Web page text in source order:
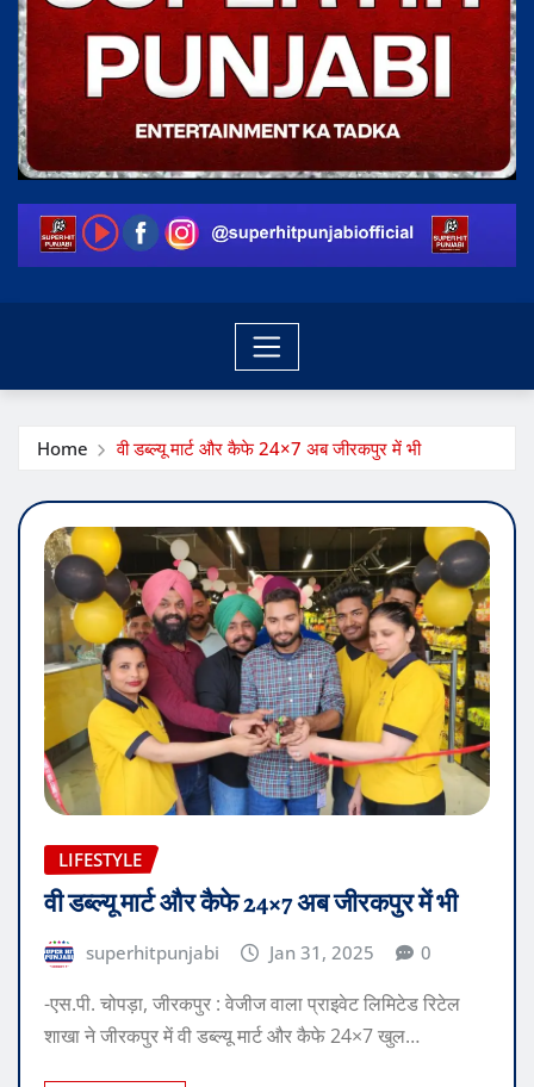
Home वी डब्ल्यू मार्ट और कैफे 24×7 अब जीरकपुर में भी
LIFESTYLE
वी डब्ल्यू मार्ट और कैफे 24×7 अब जीरकपुर में भी
superhitpunjabi Jan 31, 2025 0
-एस.पी. चोपड़ा, जीरकपुर : वेजीज वाला प्राइवेट लिमिटेड रिटेल
शाखा ने जीरकपुर में वी डब्ल्यू मार्ट और कैफे 24×7 खुल…